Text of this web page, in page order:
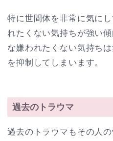
特に世間体を非常に気に
れたくない気持ちが強い
な嫌われたくない気持ち
を抑制してしまいます。
過去のトラウマ
過去のトラウマもその人